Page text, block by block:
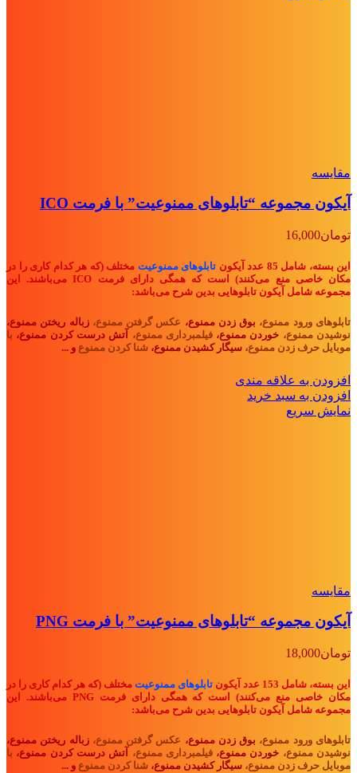
مقايسه
آیکون مجموعه “تابلوهای ممنوعیت” با فرمت ICO
تومان16,000
این بسته، شامل 85 عدد آیکون تابلوهای ممنوعیت مختلف (که هر کدام کاری را در
مکان خاصی منع می‌کنند) است که همگی دارای فرمت ICO می‌باشند. این
مجموعه شامل آیکون تابلوهایی بدین شرح می‌باشد:
تابلوهای ورود ممنوع، بوق زدن ممنوع، عکس گرفتن ممنوع، زباله ریختن ممنوع،
نوشیدن ممنوع، خوردن ممنوع،فیلمبرداری ممنوع، آتش درست کردن ممنوع، با
موبایل حرف زدن ممنوع، سیگار کشیدن ممنوع، شنا کردن ممنوع و ...
افزودن به علاقه مندی
افزودن به سبد خرید
نمایش سریع
مقايسه
آیکون مجموعه “تابلوهای ممنوعیت” با فرمت PNG
تومان18,000
این بسته، شامل 153 عدد آیکون تابلوهای ممنوعیت مختلف (که هر کدام کاری را در
مکان خاصی منع می‌کنند) است که همگی دارای فرمت PNG می‌باشند. این
مجموعه شامل آیکون تابلوهایی بدین شرح می‌باشد:
تابلوهای ورود ممنوع، بوق زدن ممنوع، عکس گرفتن ممنوع، زباله ریختن ممنوع،
نوشیدن ممنوع، خوردن ممنوع،فیلمبرداری ممنوع، آتش درست کردن ممنوع، با
موبایل حرف زدن ممنوع، سیگار کشیدن ممنوع، شنا کردن ممنوع و ...